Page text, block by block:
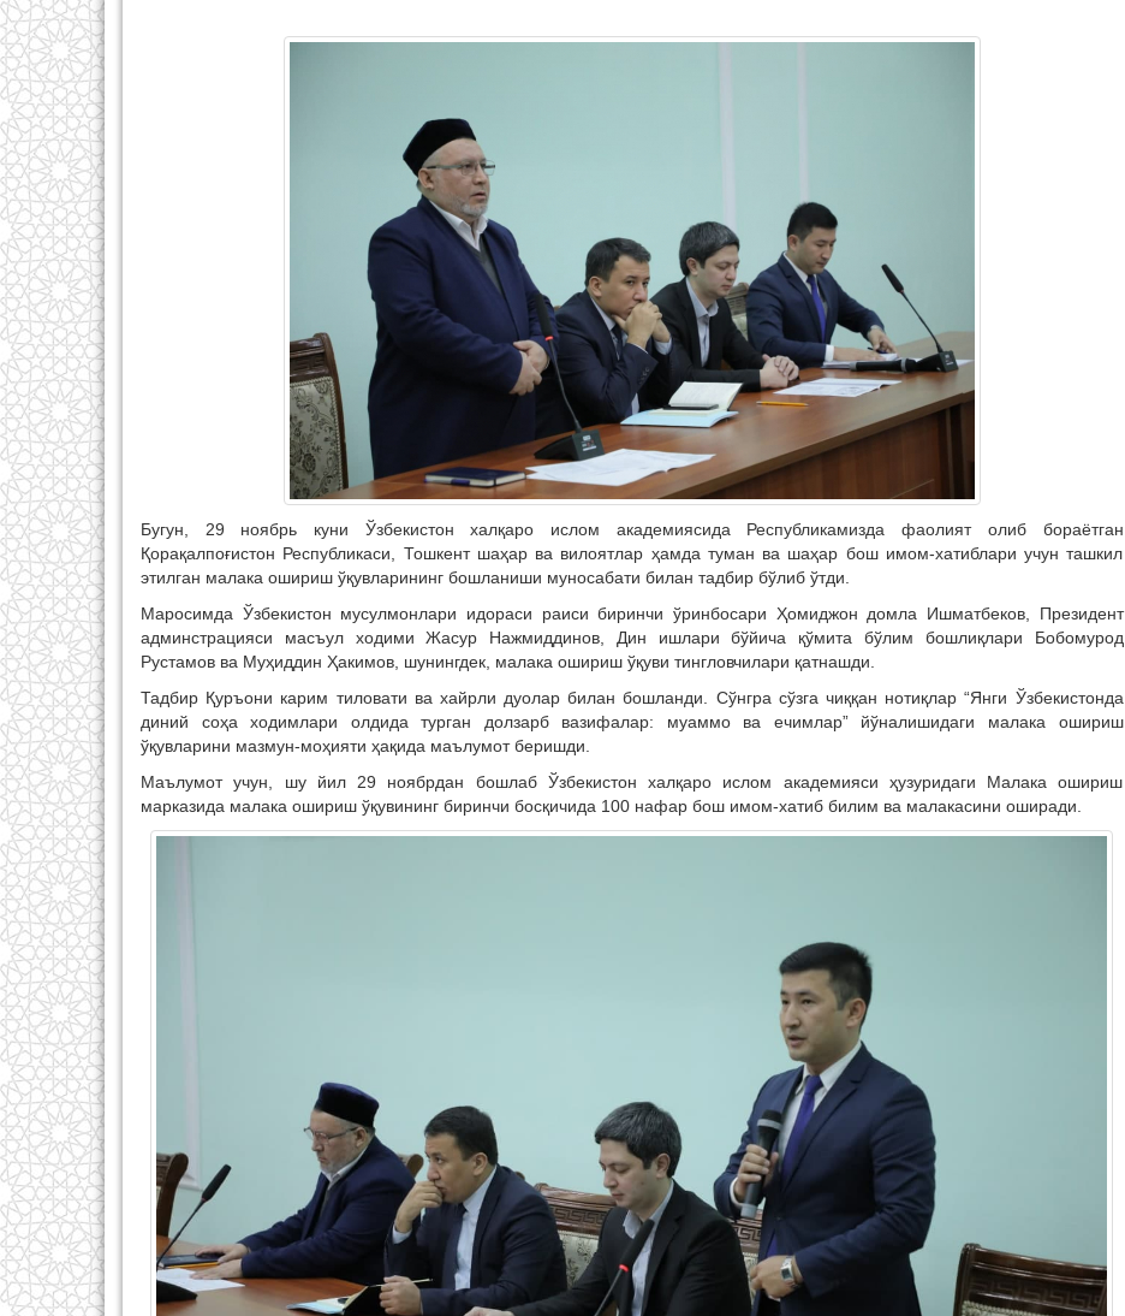
Бугун, 29 ноябрь куни Ўзбекистон халқаро ислом академиясида Республикамизда фаолият олиб бораётган
Қорақалпоғистон Республикаси, Тошкент шаҳар ва вилоятлар ҳамда туман ва шаҳар бош имом-хатиблари учун ташкил
этилган малака ошириш ўқувларининг бошланиши муносабати билан тадбир бўлиб ўтди.
Маросимда Ўзбекистон мусулмонлари идораси раиси биринчи ўринбосари Ҳомиджон домла Ишматбеков, Президент
админстрацияси масъул ходими Жасур Нажмиддинов, Дин ишлари бўйича қўмита бўлим бошлиқлари Бобомурод
Рустамов ва Муҳиддин Ҳакимов, шунингдек, малака ошириш ўқуви тингловчилари қатнашди.
Тадбир Қуръони карим тиловати ва хайрли дуолар билан бошланди. Сўнгра сўзга чиққан нотиқлар “Янги Ўзбекистонда
диний соҳа ходимлари олдида турган долзарб вазифалар: муаммо ва ечимлар” йўналишидаги малака ошириш
ўқувларини мазмун-моҳияти ҳақида маълумот беришди.
Маълумот учун, шу йил 29 ноябрдан бошлаб Ўзбекистон халқаро ислом академияси ҳузуридаги Малака ошириш
марказида малака ошириш ўқувининг биринчи босқичида 100 нафар бош имом-хатиб билим ва малакасини оширади.